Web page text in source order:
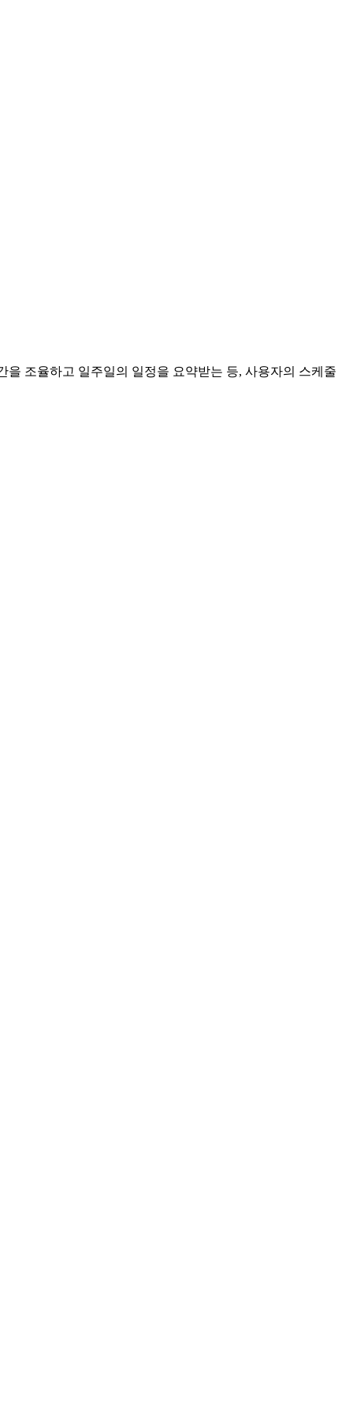
을 조율하고 일주일의 일정을 요약받는 등, 사용자의 스케줄